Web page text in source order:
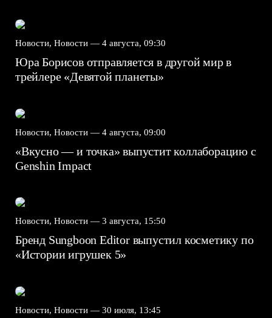
Новости, Новости — 4 августа, 09:30
Юра Борисов отправляется в другой мир в
трейлере «Девятой планеты»
Новости, Новости — 4 августа, 09:00
«Вкусно — и точка» выпустит коллаборацию с
Genshin Impact⁠⁠
Новости, Новости — 3 августа, 15:50
Бренд Sungboon Editor выпустил косметику по
«Истории игрушек 5»
Новости, Новости — 30 июля, 13:45